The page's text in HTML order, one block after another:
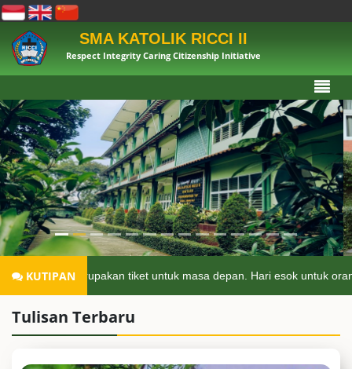
SMA KATOLIK RICCI II
Respect Integrity Caring Citizenship Initiative
KUTIPAN
merupakan tiket untuk masa depan. Hari esok untuk orang-
Tulisan Terbaru